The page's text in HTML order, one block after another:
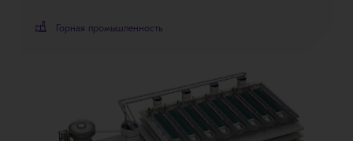
Горная промышленность